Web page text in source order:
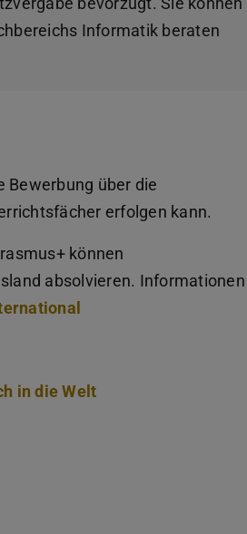
Informatik beraten
Bewerbung über die
erfolgen kann.
können
absolvieren. Informationen
in die Welt